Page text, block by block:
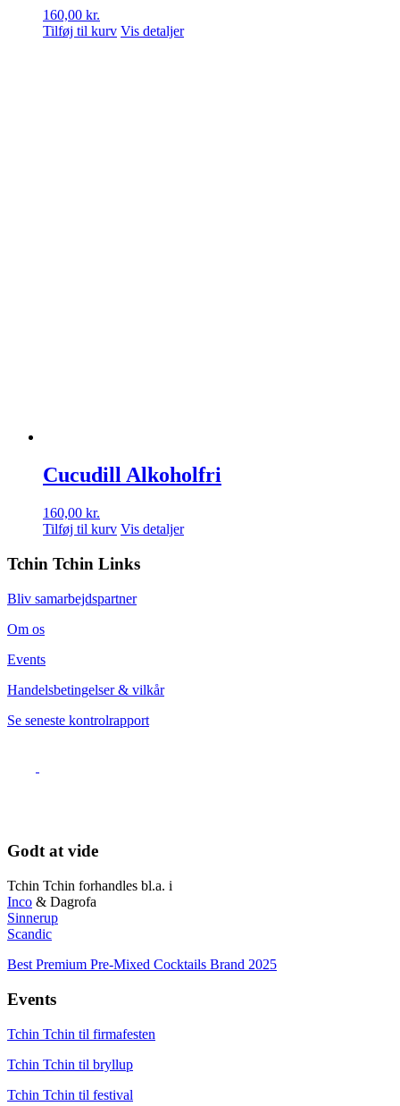
160,00 kr.
Tilføj til kurv Vis detaljer
Cucudill Alkoholfri
160,00 kr.
Tilføj til kurv Vis detaljer
Tchin Tchin Links
Bliv samarbejdspartner
Om os
Events
Handelsbetingelser & vilkår
Se seneste kontrolrapport
Godt at vide
Tchin Tchin forhandles bl.a. i
Inco & Dagrofa
Sinnerup
Scandic
Best Premium Pre-Mixed Cocktails Brand 2025
Events
Tchin Tchin til firmafesten
Tchin Tchin til bryllup
Tchin Tchin til festival